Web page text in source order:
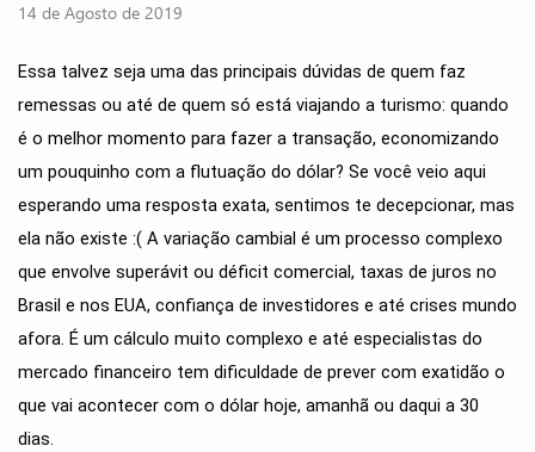
14 de Agosto de 2019
Essa talvez seja uma das principais dúvidas de quem faz
remessas ou até de quem só está viajando a turismo: quando
é o melhor momento para fazer a transação, economizando
um pouquinho com a flutuação do dólar? Se você veio aqui
esperando uma resposta exata, sentimos te decepcionar, mas
ela não existe :( A variação cambial é um processo complexo
que envolve superávit ou déficit comercial, taxas de juros no
Brasil e nos EUA, confiança de investidores e até crises mundo
afora. É um cálculo muito complexo e até especialistas do
mercado financeiro tem dificuldade de prever com exatidão o
que vai acontecer com o dólar hoje, amanhã ou daqui a 30
dias.